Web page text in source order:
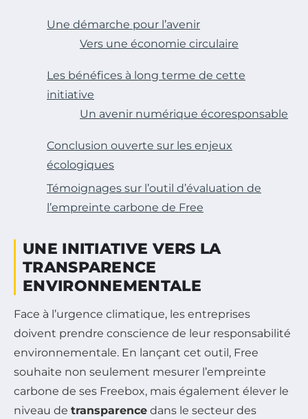
Une démarche pour l’avenir
Vers une économie circulaire
Les bénéfices à long terme de cette
initiative
Un avenir numérique écoresponsable
Conclusion ouverte sur les enjeux
écologiques
Témoignages sur l’outil d’évaluation de
l’empreinte carbone de Free
UNE INITIATIVE VERS LA
TRANSPARENCE
ENVIRONNEMENTALE
Face à l’urgence climatique, les entreprises
doivent prendre conscience de leur responsabilité
environnementale. En lançant cet outil, Free
souhaite non seulement mesurer l’empreinte
carbone de ses Freebox, mais également élever le
niveau de transparence dans le secteur des